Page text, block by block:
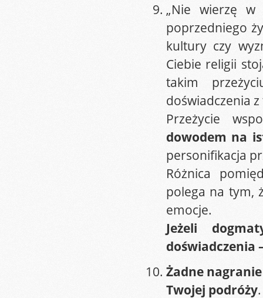
„Nie wierzę w
poprzedniego
kultury czy
Ciebie religii
takim
doświadczenia
Przeżycie
dowodem na
personifikacja
Różnica
polega na tym,
emocje.
Jeżeli
doświadczenia
Żadne
Twojej podróży.